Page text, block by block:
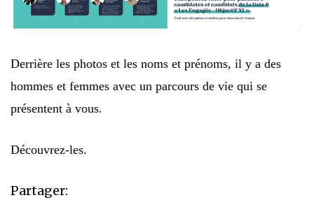
Derrière les photos et les noms et prénoms, il y a des
hommes et femmes avec un parcours de vie qui se
présentent à vous.
Découvrez-les.
Partager: